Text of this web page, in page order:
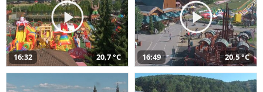
16:32 20,7 °C 16:49 20,5 °C